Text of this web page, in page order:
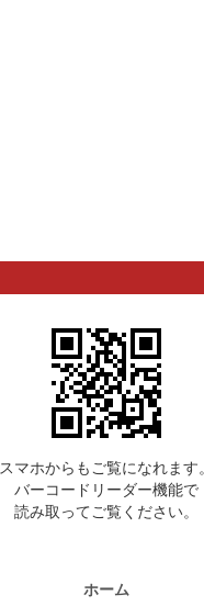
スマホからもご覧になれます。
バーコードリーダー機能で
読み取ってご覧ください。
ホーム